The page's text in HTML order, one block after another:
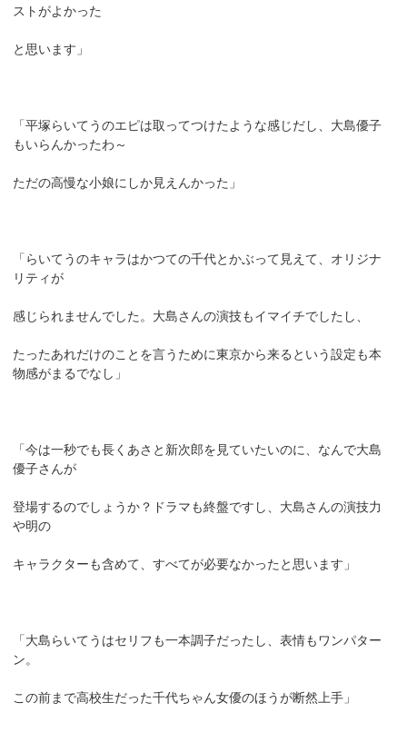
ストがよかった
と思います」
「平塚らいてうのエピは取ってつけたような感じだし、大島優子
もいらんかったわ～
ただの高慢な小娘にしか見えんかった」
「らいてうのキャラはかつての千代とかぶって見えて、オリジナ
リティが
感じられませんでした。大島さんの演技もイマイチでしたし、
たったあれだけのことを言うために東京から来るという設定も本
物感がまるでなし」
「今は一秒でも長くあさと新次郎を見ていたいのに、なんで大島
優子さんが
登場するのでしょうか？ドラマも終盤ですし、大島さんの演技力
や明の
キャラクターも含めて、すべてが必要なかったと思います」
「大島らいてうはセリフも一本調子だったし、表情もワンパター
ン。
この前まで高校生だった千代ちゃん女優のほうが断然上手」